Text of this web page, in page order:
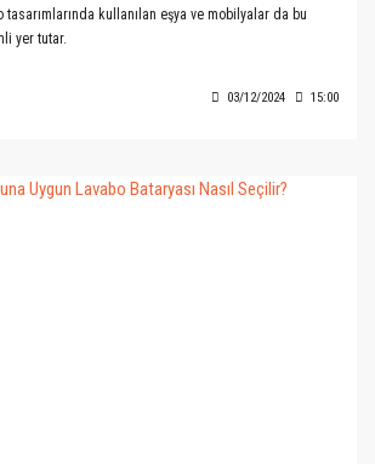
tasarımlarında kullanılan eşya ve mobilyalar da bu
yer tutar.
03/12/2024 15:00